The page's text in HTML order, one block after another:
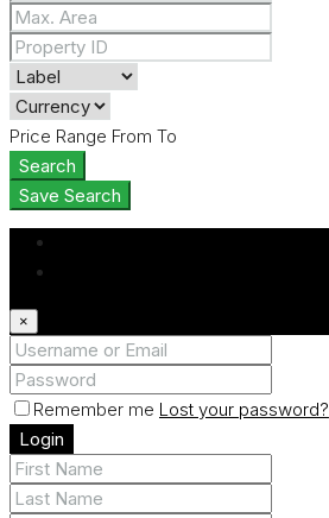
Price Range From To
Search
Save Search
×
Remember me Lost your password?
Login